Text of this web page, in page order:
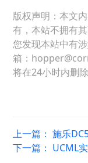
版权声明：本文
有，本站不拥有
您发现本站中有
箱：
将在24小时内删除
上一篇：施乐
下一篇： UCML